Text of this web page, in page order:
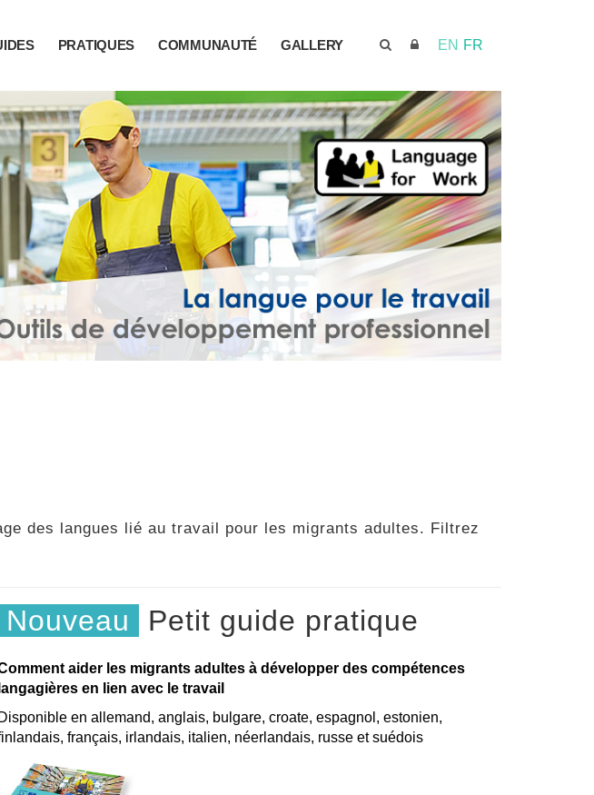
EN FR
PRATIQUES COMMUNAUTÉ GALLERY
des langues lié au travail pour les migrants adultes. Filtrez
Nouveau Petit guide pratique
aider les migrants adultes à développer des compétences
langagières en lien avec le travail
Disponible en allemand, anglais, bulgare, croate, espagnol, estonien,
français, irlandais, italien, néerlandais, russe et suédois